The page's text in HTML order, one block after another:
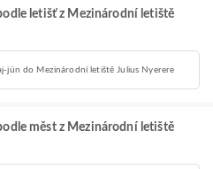
letišť z Mezinárodní letiště
jün do Mezinárodní letiště Julius Nyerere
měst z Mezinárodní letiště